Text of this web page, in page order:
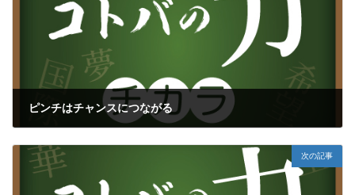
ピンチはチャンスにつながる
次の記事